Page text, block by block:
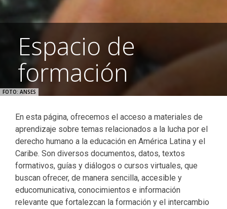
FOTO: ANSES
Espacio de
formación
En esta página, ofrecemos el acceso a materiales de
aprendizaje sobre temas relacionados a la lucha por el
derecho humano a la educación en América Latina y el
Caribe. Son diversos documentos, datos, textos
formativos, guías y diálogos o cursos virtuales, que
buscan ofrecer, de manera sencilla, accesible y
educomunicativa, conocimientos e información
relevante que fortalezcan la formación y el intercambio